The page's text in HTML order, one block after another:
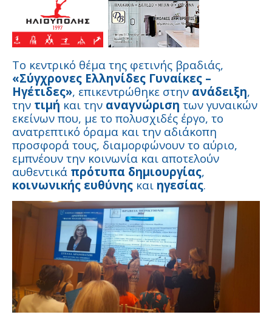
Το κεντρικό θέμα της φετινής βραδιάς,
«Σύγχρονες Ελληνίδες Γυναίκες –
Ηγέτιδες», επικεντρώθηκε στην ανάδειξη,
την τιμή και την αναγνώριση των γυναικών
εκείνων που, με το πολυσχιδές έργο, το
ανατρεπτικό όραμα και την αδιάκοπη
προσφορά τους, διαμορφώνουν το αύριο,
εμπνέουν την κοινωνία και αποτελούν
αυθεντικά πρότυπα δημιουργίας,
κοινωνικής ευθύνης και ηγεσίας.